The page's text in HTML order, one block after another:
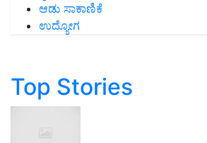
ಆಡು ಸಾಕಾಣಿಕೆ
ಉದ್ಯೋಗ
Top Stories